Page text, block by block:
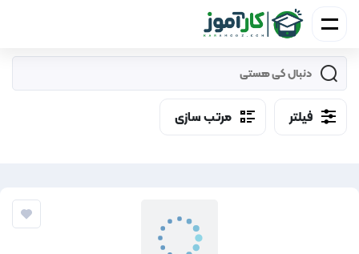
فیلتر مرتب سازی